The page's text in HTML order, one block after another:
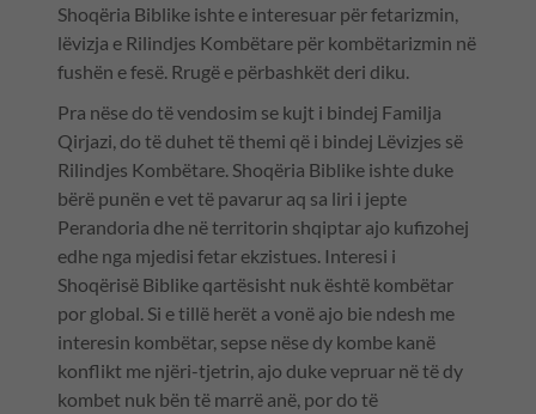
Shoqëria Biblike ishte e interesuar për fetarizmin,
lëvizja e Rilindjes Kombëtare për kombëtarizmin në
fushën e fesë. Rrugë e përbashkët deri diku.
Pra nëse do të vendosim se kujt i bindej Familja
Qirjazi, do të duhet të themi që i bindej Lëvizjes së
Rilindjes Kombëtare. Shoqëria Biblike ishte duke
bërë punën e vet të pavarur aq sa liri i jepte
Perandoria dhe në territorin shqiptar ajo kufizohej
edhe nga mjedisi fetar ekzistues. Interesi i
Shoqërisë Biblike qartësisht nuk është kombëtar
por global. Si e tillë herët a vonë ajo bie ndesh me
interesin kombëtar, sepse nëse dy kombe kanë
konflikt me njëri-tjetrin, ajo duke vepruar në të dy
kombet nuk bën të marrë anë, por do të